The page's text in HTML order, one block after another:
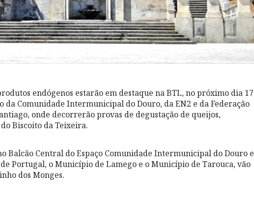
endógenos estarão em destaque na BTL, no próximo dia 17
da Comunidade Intermunicipal do Douro, da EN2 e da Federação
onde decorrerão provas de degustação de queijos,
Biscoito da Teixeira.
Balcão Central do Espaço Comunidade Intermunicipal do Douro e
Portugal, o Município de Lamego e o Município de Tarouca, vão
dos Monges.